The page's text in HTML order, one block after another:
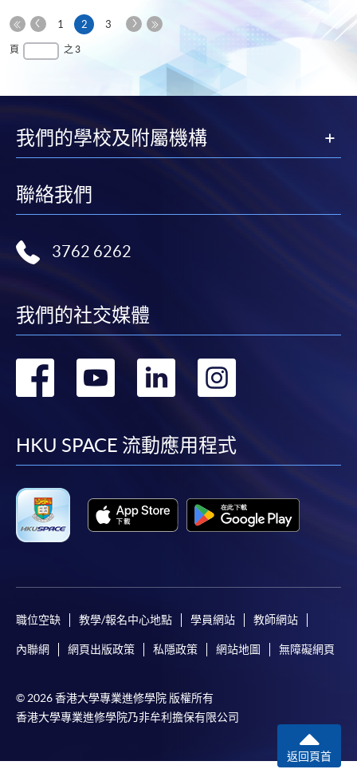
第
一
上
1 2本
3
下
頁 之 3
我們的學校及附屬機構
聯絡我們
3762 6262
我們的社交媒體
轉
facebook
轉
youtube
轉
linkedin
轉
HKU SPACE 流動應用程式
職位空缺 教學/報名中心地點 學員網站 教師網站
內聯網 網頁出版政策 私隱政策 網站地圖 無障礙網頁
© 2026 香港大學專業進修學院 版權所有
香港大學專業進修學院乃非牟利擔保有限公司
返回頁首